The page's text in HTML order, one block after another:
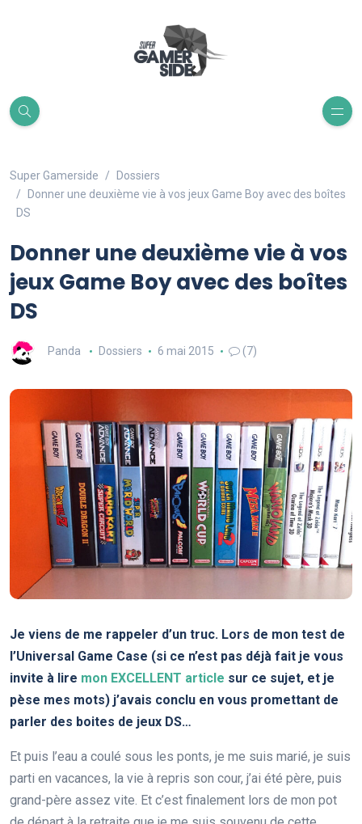
Super Gamerside
Dossiers
Donner une deuxième vie à vos jeux Game Boy avec des boîtes
DS
Donner une deuxième vie à vos
jeux Game Boy avec des boîtes
DS
Panda Dossiers 6 mai 2015 (7)
Je viens de me rappeler d’un truc. Lors de mon test de
l’Universal Game Case (si ce n’est pas déjà fait je vous
invite à lire mon EXCELLENT article sur ce sujet, et je
pèse mes mots) j’avais conclu en vous promettant de
parler des boites de jeux DS…
Et puis l’eau a coulé sous les ponts, je me suis marié, je suis
parti en vacances, la vie à repris son cour, j’ai été père, puis
grand-père assez vite. Et c’est finalement lors de mon pot